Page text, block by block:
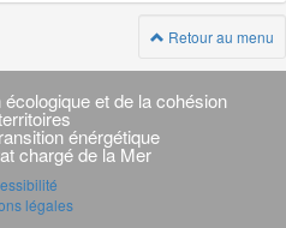
Retour au menu
et de la cohésion
énérgétique
chargé de la Mer
légales